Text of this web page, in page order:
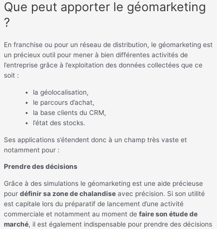
Que peut apporter le géomarketing
?
En franchise ou pour un réseau de distribution, le géomarketing est
un précieux outil pour mener à bien différentes activités de
l’entreprise grâce à l’exploitation des données collectées que ce
soit :
la géolocalisation,
le parcours d’achat,
la base clients du CRM,
l’état des stocks.
Ses applications s’étendent donc à un champ très vaste et
notamment pour :
Prendre des décisions
Grâce à des simulations le géomarketing est une aide précieuse
pour définir sa zone de chalandise avec précision. Si son utilité
est capitale lors du préparatif de lancement d’une activité
commerciale et notamment au moment de faire son étude de
marché, il est également indispensable pour prendre des décisions